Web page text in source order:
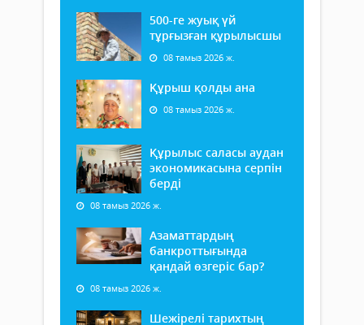
500-ге жуық үй
тұрғызған құрылысшы
08 тамыз 2026 ж.
Құрыш қолды ана
08 тамыз 2026 ж.
Құрылыс саласы аудан
экономикасына серпін
берді
08 тамыз 2026 ж.
Азаматтардың
банкроттығында
қандай өзгеріс бар?
08 тамыз 2026 ж.
Шежірелі тарихтың